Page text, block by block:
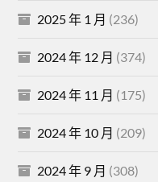
2025 年 1 月 (236)
2024 年 12 月 (374)
2024 年 11 月 (175)
2024 年 10 月 (209)
2024 年 9 月 (308)